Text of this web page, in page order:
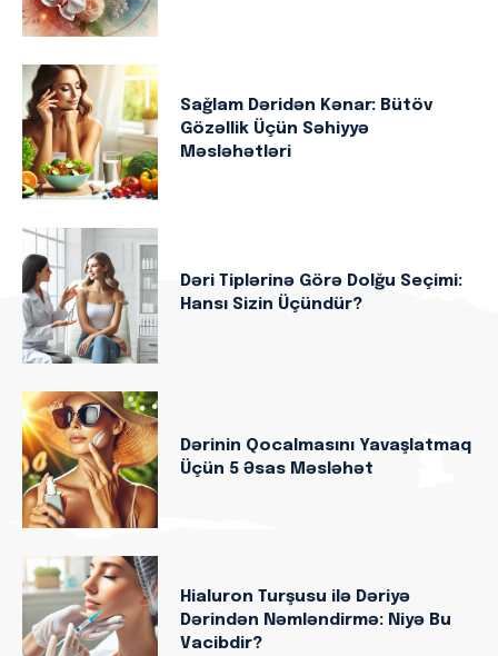
Sağlam Dəridən Kənar: Bütöv
Gözəllik Üçün Səhiyyə
Məsləhətləri
Dəri Tiplərinə Görə Dolğu Seçimi:
Hansı Sizin Üçündür?
Dərinin Qocalmasını Yavaşlatmaq
Üçün 5 Əsas Məsləhət
Hialuron Turşusu ilə Dəriyə
Dərindən Nəmləndirmə: Niyə Bu
Vacibdir?